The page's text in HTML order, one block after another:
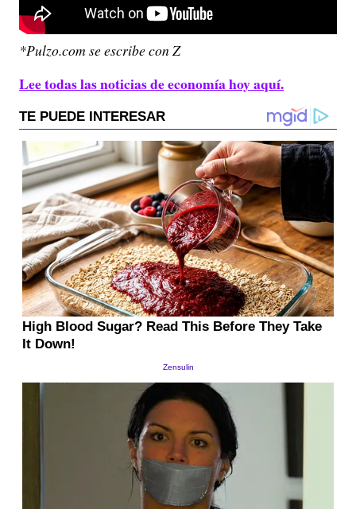
*Pulzo.com se escribe con Z
Lee todas las noticias de economía hoy aquí.